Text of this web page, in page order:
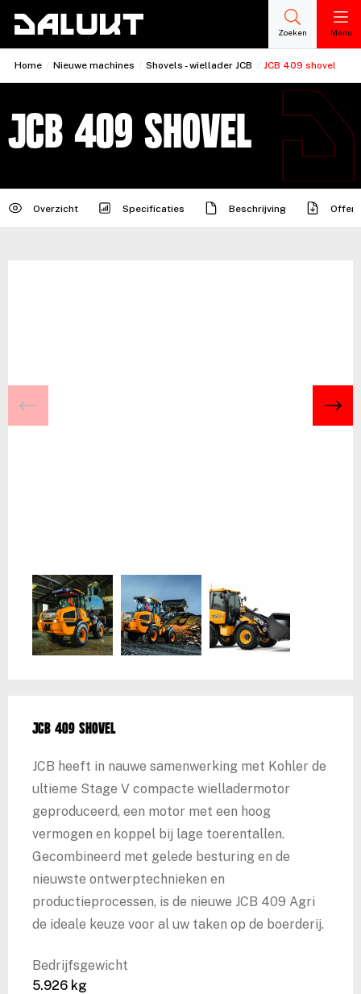
Zoeken Menu
Home / Nieuwe machines / Shovels - wiellader JCB / JCB 409 shovel
JCB 409 shovel
Overzicht Specificaties Beschrijving
JCB 409 shovel
JCB heeft in nauwe samenwerking met Kohler de
ultieme Stage V compacte wielladermotor
geproduceerd, een motor met een hoog
vermogen en koppel bij lage toerentallen.
Gecombineerd met gelede besturing en de
nieuwste ontwerptechnieken en
productieprocessen, is de nieuwe JCB 409 Agri
de ideale keuze voor al uw taken op de boerderij.
Bedrijfsgewicht
5.926 kg